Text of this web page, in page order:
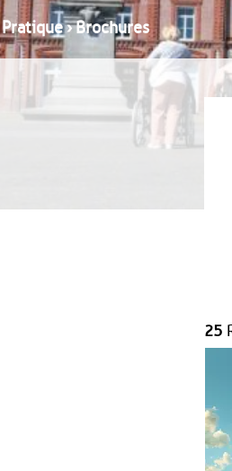
Pratique›Brochures
25